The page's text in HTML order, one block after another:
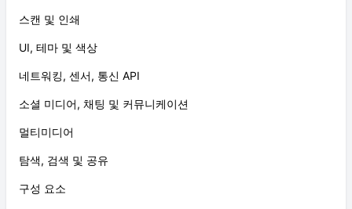
스캔 및 인쇄
UI, 테마 및 색상
네트워킹, 센서, 통신 API
소셜 미디어, 채팅 및 커뮤니케이션
멀티미디어
탐색, 검색 및 공유
구성 요소